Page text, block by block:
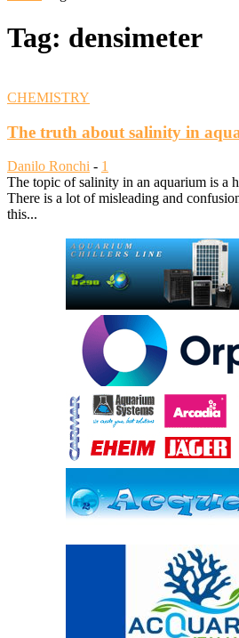
Tag: densimeter
CHEMISTRY
The truth about salinity in
Danilo Ronchi - 1
The topic of salinity in an aquarium is a
There is a lot of misleading and
this...